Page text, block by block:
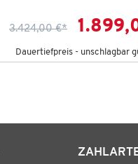
3.424,00 €*
Dauertiefpreis - unschlagbar